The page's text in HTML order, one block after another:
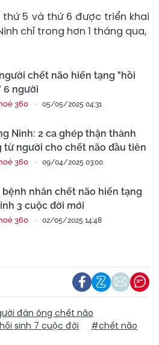
5 và thứ 6 được triển khai
chỉ trong hơn 1 tháng qua,
chết não hiến tạng "hồi
6 người
360 05/05/2025 04:31
Ninh: 2 ca ghép thận thành
từ người cho chết não đầu tiên
360 09/04/2025 03:00
bệnh nhân chết não hiến tạng
3 cuộc đời mới
360 02/05/2025 14:48
đàn ông chết não
sinh 7 cuộc đời
#chết não